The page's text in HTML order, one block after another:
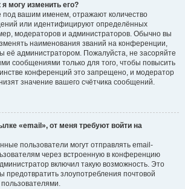
я могу изменить его?
вашим именем, отражают количество
или идентифицируют определённых
модераторов и администраторов. Обычно вы
наименования званий на конференции,
её администратором. Пожалуйста, не засоряйте
сообщениями только для того, чтобы повысить
конференций это запрещено, и модератор
значение вашего счётчика сообщений.
«email», от меня требуют войти на
пользователи могут отправлять email-
через встроенную в конференцию
включил такую возможность. Это
предотвратить злоупотребления почтовой